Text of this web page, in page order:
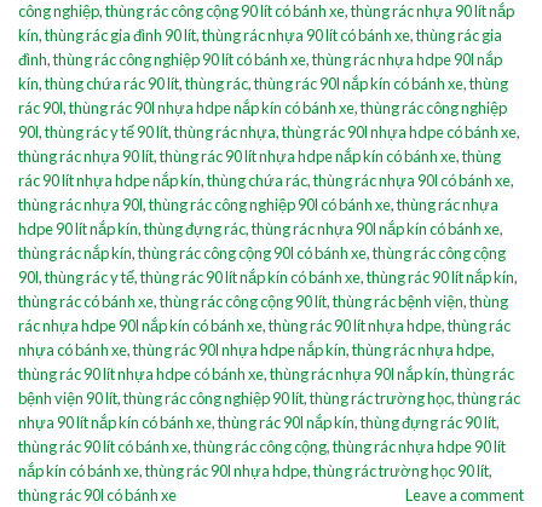
công nghiệp,thùng rác công cộng 90 lít có bánh xe,thùng rác nhựa 90 lít nắp
kín,thùng rác gia đình 90 lít,thùng rác nhựa 90 lít có bánh xe,thùng rác gia
đình,thùng rác công nghiệp 90 lít có bánh xe,thùng rác nhựa hdpe 90l nắp
kín,thùng chứa rác 90 lít,thùng rác,thùng rác 90l nắp kín có bánh xe,thùng
rác 90l,thùng rác 90l nhựa hdpe nắp kín có bánh xe,thùng rác công nghiệp
90l,thùng rác y tế 90 lít,thùng rác nhựa,thùng rác 90l nhựa hdpe có bánh xe,
thùng rác nhựa 90 lít,thùng rác 90 lít nhựa hdpe nắp kín có bánh xe,thùng
rác 90 lít nhựa hdpe nắp kín,thùng chứa rác,thùng rác nhựa 90l có bánh xe,
thùng rác nhựa 90l,thùng rác công nghiệp 90l có bánh xe,thùng rác nhựa
hdpe 90 lít nắp kín,thùng đựng rác,thùng rác nhựa 90l nắp kín có bánh xe,
thùng rác nắp kín,thùng rác công cộng 90l có bánh xe,thùng rác công cộng
90l,thùng rác y tế,thùng rác 90 lít nắp kín có bánh xe,thùng rác 90 lít nắp kín,
thùng rác có bánh xe,thùng rác công cộng 90 lít,thùng rác bệnh viện,thùng
rác nhựa hdpe 90l nắp kín có bánh xe,thùng rác 90 lít nhựa hdpe,thùng rác
nhựa có bánh xe,thùng rác 90l nhựa hdpe nắp kín,thùng rác nhựa hdpe,
thùng rác 90 lít nhựa hdpe có bánh xe,thùng rác nhựa 90l nắp kín,thùng rác
bệnh viện 90 lít,thùng rác công nghiệp 90 lít,thùng rác trường học,thùng rác
nhựa 90 lít nắp kín có bánh xe,thùng rác 90l nắp kín,thùng đựng rác 90 lít,
thùng rác 90 lít có bánh xe,thùng rác công cộng,thùng rác nhựa hdpe 90 lít
nắp kín có bánh xe,thùng rác 90l nhựa hdpe,thùng rác trường học 90 lít,
thùng rác 90l có bánh xe
Leave a comment